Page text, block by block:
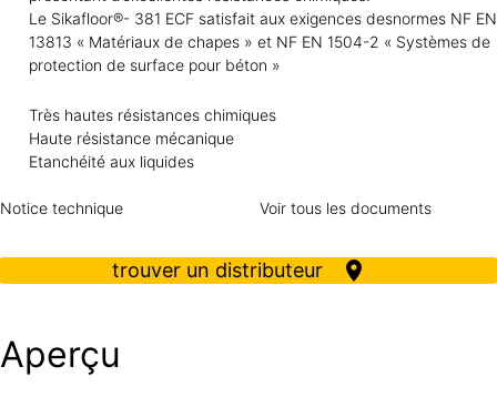
Le Sikafloor®- 381 ECF satisfait aux exigences desnormes NF EN
13813 « Matériaux de chapes » et NF EN 1504-2 « Systèmes de
protection de surface pour béton »
Très hautes résistances chimiques
Haute résistance mécanique
Etanchéité aux liquides
Notice technique Voir tous les documents
trouver un distributeur
Aperçu